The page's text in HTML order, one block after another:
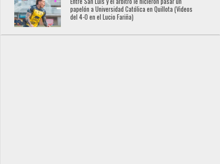
papelón a Universidad Católica en Quillota (Videos
del 4-0 en el Lucio Fariña)